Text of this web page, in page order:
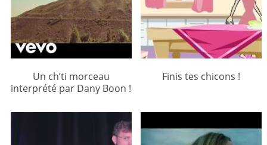
Un ch’ti morceau
interprété par Dany Boon !
Finis tes chicons !